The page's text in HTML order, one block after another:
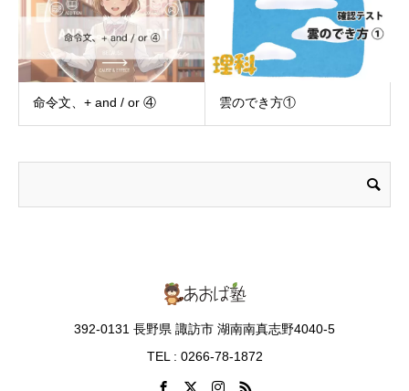
命令文、+ and / or ④ 雲のでき方①
392-0131 長野県 諏訪市 湖南南真志野4040-5
TEL : 0266-78-1872